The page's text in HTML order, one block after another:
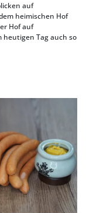
auf
heimischen Hof
Hof auf
heutigen Tag auch so